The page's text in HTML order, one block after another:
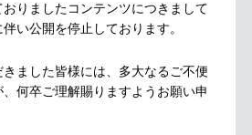
りましたコンテンツにつきまして
い公開を停止しております。
ました皆様には、多大なるご不便
何卒ご理解賜りますようお願い申